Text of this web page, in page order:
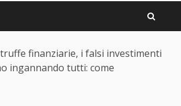
finanziarie, i falsi investimenti
ingannando tutti: come